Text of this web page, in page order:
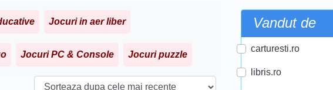
Jocuri in aer liber
Jocuri PC & Console Jocuri puzzle
Vandut de
carturesti.ro
libris.ro